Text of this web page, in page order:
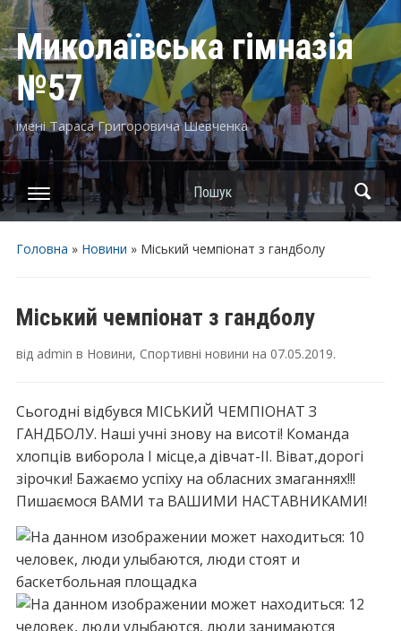
Миколаївська гімназія
№57
імені Тараса Григоровича Шевченка
Пошук
Головна » Новини » Міський чемпіонат з гандболу
Міський чемпіонат з гандболу
від admin в Новини, Спортивні новини на 07.05.2019.
Сьогодні відбувся МІСЬКИЙ ЧЕМПІОНАТ З
ГАНДБОЛУ. Наші учні знову на висоті! Команда
хлопців виборола І місце,а дівчат-ІІ. Віват,дорогі
зірочки! Бажаємо успіху на обласних змаганнях!!!
Пишаємося ВАМИ та ВАШИМИ НАСТАВНИКАМИ!